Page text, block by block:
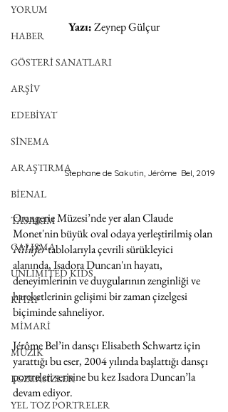
YORUM
HABER
GÖSTERİ SANATLARI
ARŞİV
EDEBİYAT
SİNEMA
ARAŞTIRMA
BİENAL
TASARIM
ÇALIŞMA
UNLIMITED KIDS
KİTAP
MİMARİ
MÜZİK
EGZERSİZLER
YEL TOZ PORTRELER
Yazı: Zeynep Gülçur
Stephane de Sakutin, Jérôme  Bel, 2019
Orangerie Müzesi’nde yer alan Claude
Monet'nin büyük oval odaya yerleştirilmiş olan
Nilüfer tablolarıyla çevrili sürükleyici
alanında, Isadora Duncan'ın hayatı,
deneyimlerinin ve duygularının zenginliği ve
hareketlerinin gelişimi bir zaman çizelgesi
biçiminde sahneliyor.
Jérôme Bel’in dansçı Elisabeth Schwartz için
yarattığı bu eser, 2004 yılında başlattığı dansçı
portreleri serisine bu kez Isadora Duncan’la
devam ediyor.